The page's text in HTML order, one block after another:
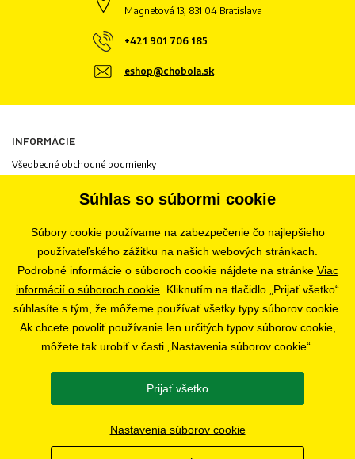
Magnetová 13, 831 04 Bratislava
+421 901 706 185
eshop@chobola.sk
INFORMÁCIE
Všeobecné obchodné podmienky
Informácie o cookies
Odstúpenie od zmluvy
Ochrana osobných údajov
Nastavenia súborov cookie
PREDAJŇA
SLEDUJTE NÁS
Súhlas so súbormi cookie
Súbory cookie používame na zabezpečenie čo najlepšieho
používateľského zážitku na našich webových stránkach.
Podrobné informácie o súboroch cookie nájdete na stránke Viac
informácií o súboroch cookie . Kliknutím na tlačidlo „Prijať všetko“
súhlasíte s tým, že môžeme používať všetky typy súborov cookie.
Ak chcete povoliť používanie len určitých typov súborov cookie,
môžete tak urobiť v časti „Nastavenia súborov cookie“.
Prijať všetko
Nastavenia súborov cookie